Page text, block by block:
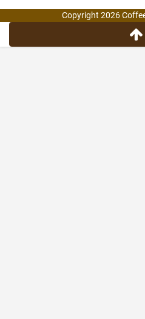
Copyright 2026